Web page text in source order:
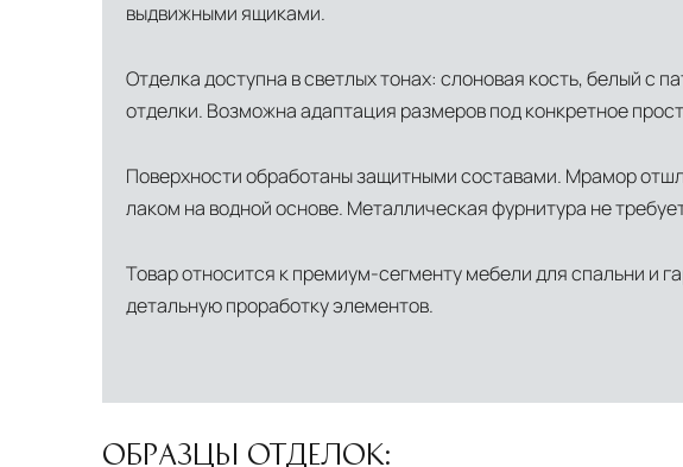
выдвижными ящиками.
Отделка доступна в светлых тонах: слоновая кость, белый с
отделки. Возможна адаптация размеров под конкретное
Поверхности обработаны защитными составами. Мрамор
лаком на водной основе. Металлическая фурнитура не
Товар относится к премиум-сегменту мебели для спальни и
детальную проработку элементов.
ОБРАЗЦЫ ОТДЕЛОК: